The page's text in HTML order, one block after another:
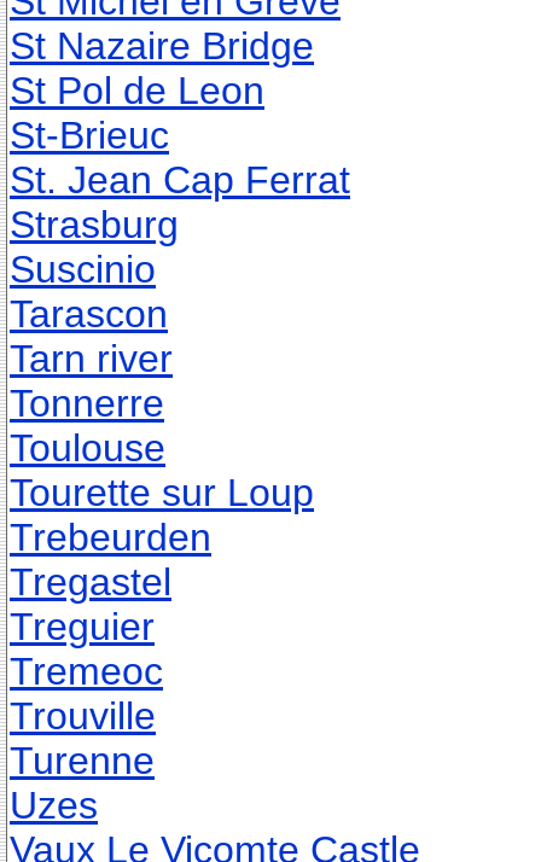
St Nazaire Bridge
St Pol de Leon
St-Brieuc
St. Jean Cap Ferrat
Strasburg
Suscinio
Tarascon
Tarn river
Tonnerre
Toulouse
Tourette sur Loup
Trebeurden
Tregastel
Treguier
Tremeoc
Trouville
Turenne
Uzes
Vaux Le Vicomte Castle